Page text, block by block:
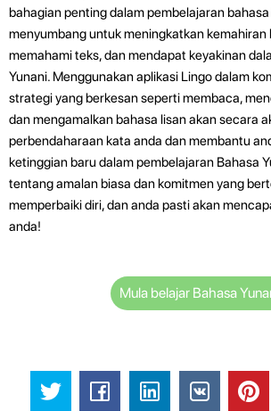
bahagian penting dalam pembelajaran bahasa
menyumbang untuk meningkatkan kemahiran
memahami teks, dan mendapat keyakinan
Yunani. Menggunakan aplikasi Lingo dalam
strategi yang berkesan seperti membaca,
dan mengamalkan bahasa lisan akan secara
perbendaharaan kata anda dan membantu
ketinggian baru dalam pembelajaran Bahasa
tentang amalan biasa dan komitmen yang
memperbaiki diri, dan anda pasti akan
anda!
Mula belajar Bahasa